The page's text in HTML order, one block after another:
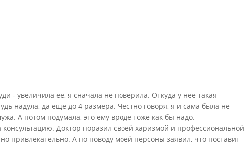
- увеличила ее, я сначала не поверила. Откуда у нее такая
надула, да еще до 4 размера. Честно говоря, я и сама была не
А потом подумала, это ему вроде тоже как бы надо.
Доктор поразил своей харизмой и профессиональной
привлекательно. А по поводу моей персоны заявил, что поставит